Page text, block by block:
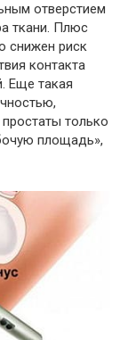
отверстием
ткани. Плюс
снижен риск
контакта
Еще такая
только
площадь»,